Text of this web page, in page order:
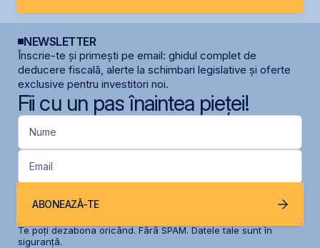
NEWSLETTER
Înscrie-te și primești pe email: ghidul complet de
deducere fiscală, alerte la schimbari legislative și oferte
exclusive pentru investitori noi.
Fii cu un pas înaintea pieței!
Nume
Email
ABONEAZĂ-TE
Te poți dezabona oricând. Fără SPAM. Datele tale sunt în
siguranță.